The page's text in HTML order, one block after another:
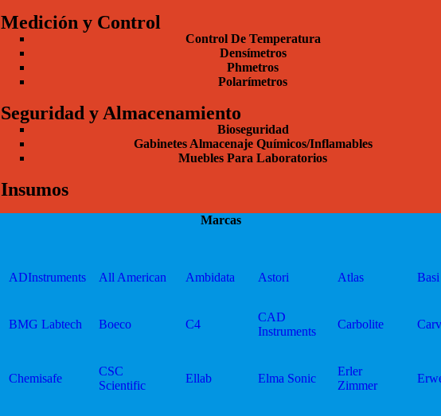
Medición y Control
Control De Temperatura
Densímetros
Phmetros
Polarímetros
Seguridad y Almacenamiento
Bioseguridad
Gabinetes Almacenaje Químicos/Inflamables
Muebles Para Laboratorios
Insumos
Marcas
ADInstruments All American Ambidata Astori Atlas Basi
BMG Labtech Boeco C4
CAD
Instruments
Carbolite
Chemisafe
CSC
Scientific
Ellab Elma Sonic
Erler
Zimmer